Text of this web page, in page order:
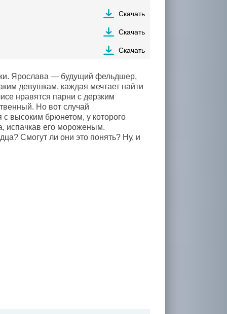
Скачать
Скачать
Скачать
Ярослава — будущий фельдшер,
девушкам, каждая мечтает найти
нравятся парни с дерзким
Но вот случай
высоким брюнетом, у которого
испачкав его мороженым.
Смогут ли они это понять? Ну, и